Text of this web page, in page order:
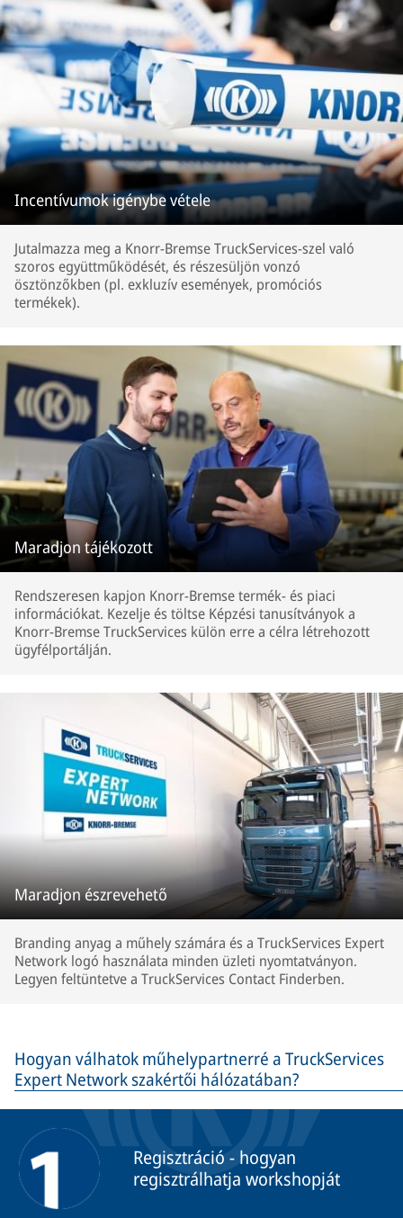
Incentívumok igénybe vétele
Jutalmazza meg a Knorr-Bremse TruckServices-szel való
szoros együttműködését, és részesüljön vonzó
ösztönzőkben (pl. exkluzív események, promóciós
termékek).
Maradjon tájékozott
Rendszeresen kapjon Knorr-Bremse termék- és piaci
információkat. Kezelje és töltse Képzési tanusítványok a
Knorr-Bremse TruckServices külön erre a célra létrehozott
ügyfélportálján.
Maradjon észrevehető
Branding anyag a műhely számára és a TruckServices Expert
Network logó használata minden üzleti nyomtatványon.
Legyen feltüntetve a TruckServices Contact Finderben.
Hogyan válhatok műhelypartnerré a TruckServices
Expert Network szakértői hálózatában?
Regisztráció - hogyan
regisztrálhatja workshopját